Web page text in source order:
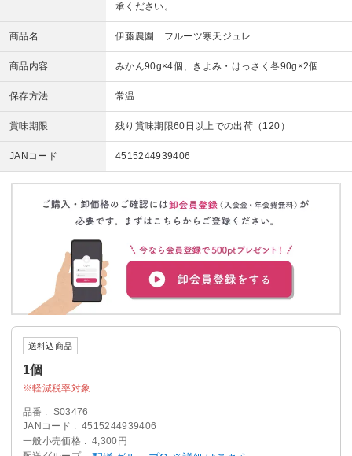
承ください。
商品名 伊藤農園 フルーツ寒天ジュレ
商品内容 みかん90g×4個、きよみ・はっさく各90g×2個
保存方法 常温
賞味期限 残り賞味期限60日以上での出荷（120）
JANコード 4515244939406
送料込商品
1個
軽減税率対象
品番
S03476
JANコード
4515244939406
一般小売価格
4,300円